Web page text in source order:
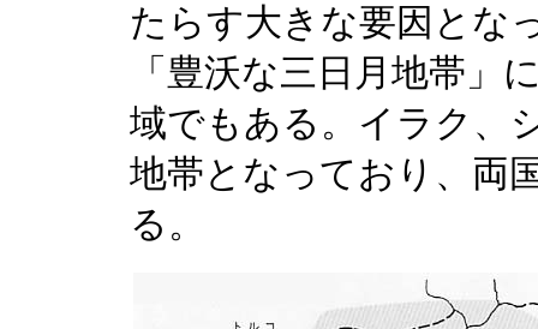
たらす大きな要因とな
「豊沃な三日月地帯」
域でもある。イラク、
地帯となっており、両
る。